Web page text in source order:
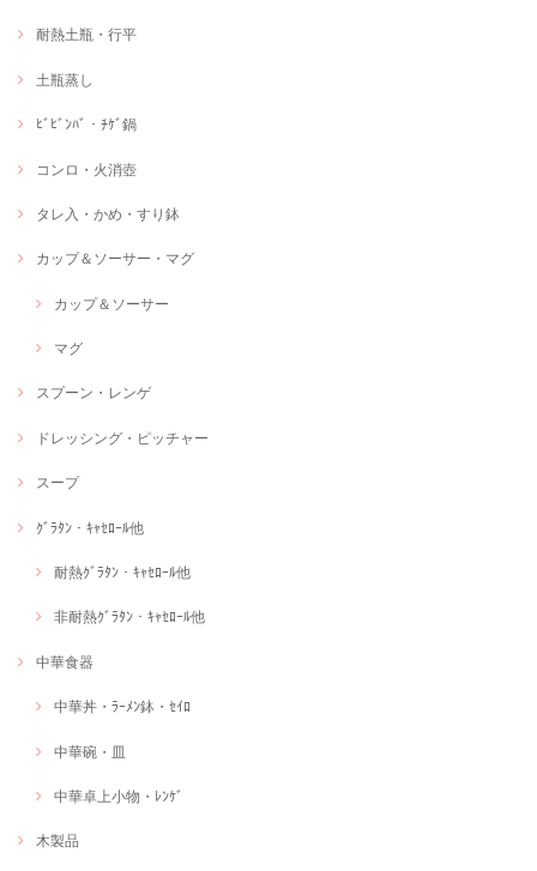
耐熱土瓶・行平
土瓶蒸し
ﾋﾞﾋﾞﾝﾊﾞ・ﾁｹﾞ鍋
コンロ・火消壺
タレ入・かめ・すり鉢
カップ＆ソーサー・マグ
カップ＆ソーサー
マグ
スプーン・レンゲ
ドレッシング・ピッチャー
スープ
ｸﾞﾗﾀﾝ・ｷｬｾﾛｰﾙ他
耐熱ｸﾞﾗﾀﾝ・ｷｬｾﾛｰﾙ他
非耐熱ｸﾞﾗﾀﾝ・ｷｬｾﾛｰﾙ他
中華食器
中華丼・ﾗｰﾒﾝ鉢・ｾｲﾛ
中華碗・皿
中華卓上小物・ﾚﾝｹﾞ
木製品